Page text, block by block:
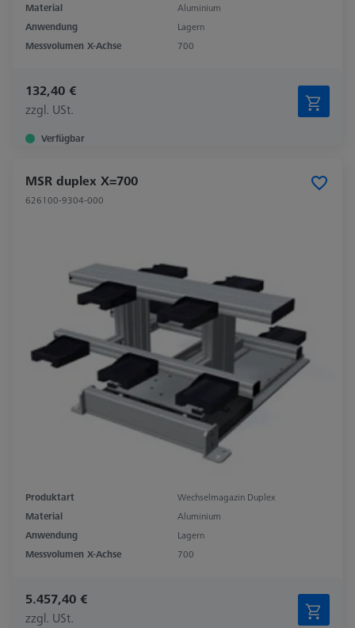
Material
Aluminium
Anwendung
Lagern
Messvolumen X-Achse
700
132,40 €
zzgl. USt.
Verfügbar
MSR duplex X=700
626100-9304-000
Produktart
Wechselmagazin Duplex
Material
Aluminium
Anwendung
Lagern
Messvolumen X-Achse
700
5.457,40 €
zzgl. USt.